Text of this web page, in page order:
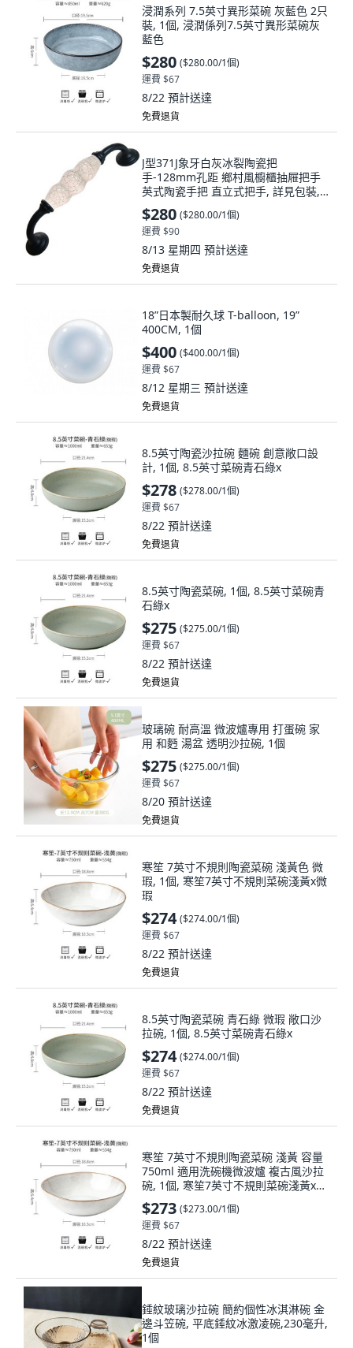
浸潤系列 7.5英寸異形菜碗 灰藍色 2只
裝, 1個, 浸潤係列7.5英寸異形菜碗灰
藍色
$280 ($280.00/1個)
運費 $67
8/22 預計送達
免費退貨
J型371J象牙白灰冰裂陶瓷把
手-128mm孔距 鄉村風櫥櫃抽屜把手
英式陶瓷手把 直立式把手, 詳見包裝, 1
個
$280 ($280.00/1個)
運費 $90
8/13 星期四 預計送達
免費退貨
18”日本製耐久球 T-balloon, 19”
400CM, 1個
$400 ($400.00/1個)
運費 $67
8/12 星期三 預計送達
免費退貨
8.5英寸陶瓷沙拉碗 麵碗 創意敞口設
計, 1個, 8.5英寸菜碗青石綠x
$278 ($278.00/1個)
運費 $67
8/22 預計送達
免費退貨
8.5英寸陶瓷菜碗, 1個, 8.5英寸菜碗青
石綠x
$275 ($275.00/1個)
運費 $67
8/22 預計送達
免費退貨
玻璃碗 耐高溫 微波爐專用 打蛋碗 家
用 和麪 湯盆 透明沙拉碗, 1個
$275 ($275.00/1個)
運費 $67
8/20 預計送達
免費退貨
寒笙 7英寸不規則陶瓷菜碗 淺黃色 微
瑕, 1個, 寒笙7英寸不規則菜碗淺黃x微
瑕
$274 ($274.00/1個)
運費 $67
8/22 預計送達
免費退貨
8.5英寸陶瓷菜碗 青石綠 微瑕 敞口沙
拉碗, 1個, 8.5英寸菜碗青石綠x
$274 ($274.00/1個)
運費 $67
8/22 預計送達
免費退貨
寒笙 7英寸不規則陶瓷菜碗 淺黃 容量
750ml 適用洗碗機微波爐 複古風沙拉
碗, 1個, 寒笙7英寸不規則菜碗淺黃x微
瑕
$273 ($273.00/1個)
運費 $67
8/22 預計送達
免費退貨
錘紋玻璃沙拉碗 簡約個性冰淇淋碗 金
邊斗笠碗, 平底錘紋冰激凌碗,230毫升,
1個